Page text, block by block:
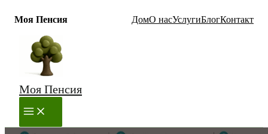
Моя Пенсия ДомО насУслугиБлогКонтакт
Перейти
содержимому
Моя Пенсия
MAIN
MENU